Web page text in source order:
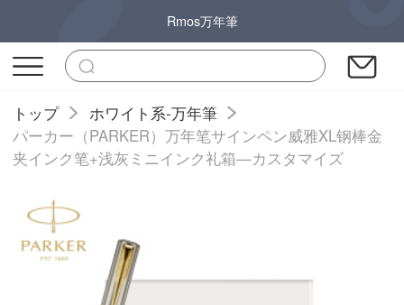
Rmos万年筆
トップ
ホワイト系-万年筆
パーカー（PARKER）万年笔サインペン威雅XL钢棒金
夹インク笔+浅灰ミニインク礼箱—カスタマイズ